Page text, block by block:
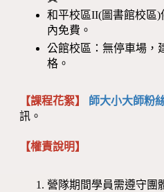
和平校區II(圖書館校區
內免費。
公館校區：無停車場，
格。
【課程花絮】 師大小大師粉
訊。
【權責說明】
營隊期間學員需遵守團